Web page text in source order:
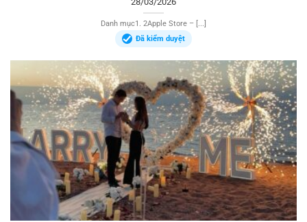
Danh mục1. 2Apple Store – [...]
Đã kiểm duyệt